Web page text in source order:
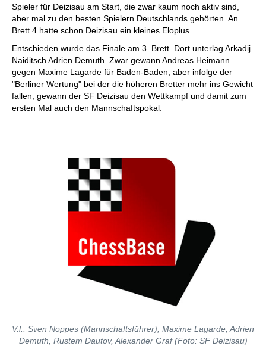
Spieler für Deizisau am Start, die zwar kaum noch aktiv sind,
aber mal zu den besten Spielern Deutschlands gehörten. An
Brett 4 hatte schon Deizisau ein kleines Eloplus.
Entschieden wurde das Finale am 3. Brett. Dort unterlag Arkadij
Naiditsch Adrien Demuth. Zwar gewann Andreas Heimann
gegen Maxime Lagarde für Baden-Baden, aber infolge der
"Berliner Wertung" bei der die höheren Bretter mehr ins Gewicht
fallen, gewann der SF Deizisau den Wettkampf und damit zum
ersten Mal auch den Mannschaftspokal.
V.l.: Sven Noppes (Mannschaftsführer), Maxime Lagarde, Adrien
Demuth, Rustem Dautov, Alexander Graf (Foto: SF Deizisau)